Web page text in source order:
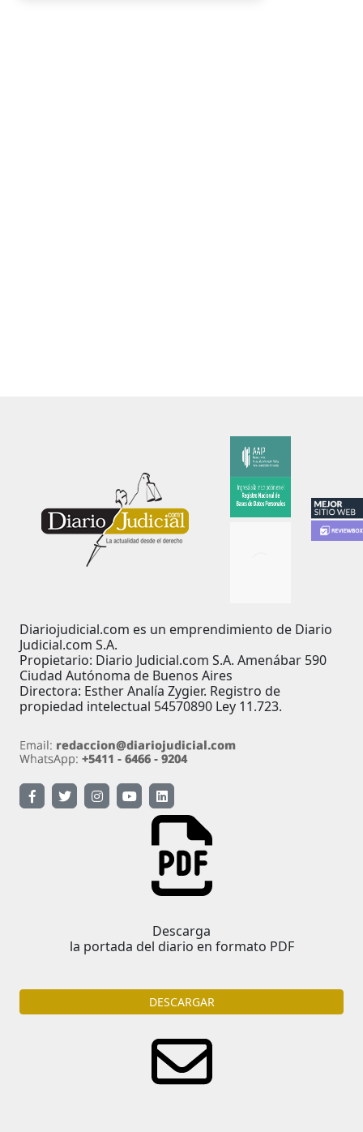
Diariojudicial.com es un emprendimiento de Diario
Judicial.com S.A.
Propietario: Diario Judicial.com S.A. Amenábar 590
Ciudad Autónoma de Buenos Aires
Directora: Esther Analía Zygier. Registro de
propiedad intelectual 54570890 Ley 11.723.
Descarga
la portada del diario en formato PDF
DESCARGAR